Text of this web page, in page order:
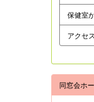
保健室
アクセス
同窓会ホ